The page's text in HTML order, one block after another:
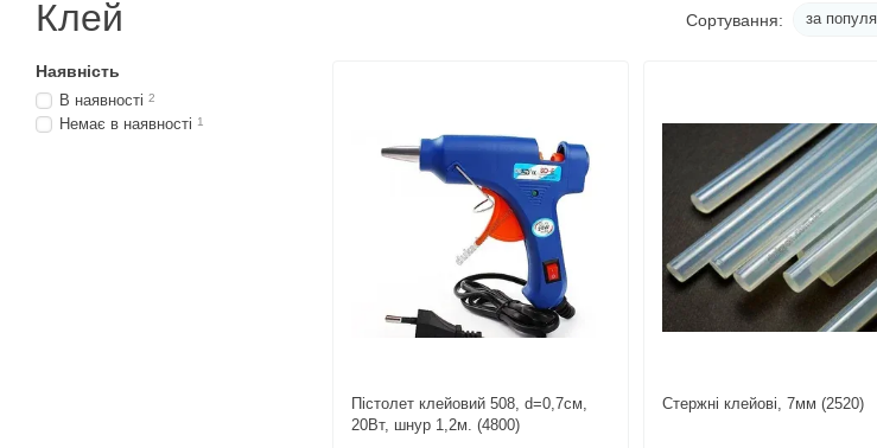
Клей Сортування: за
Пістолет клейовий 508, d=0,7см,
20Вт, шнур 1,2м. (4800)
Стержні клейові, 7мм (2520)
Наявність
В наявності 2
Немає в наявності 1